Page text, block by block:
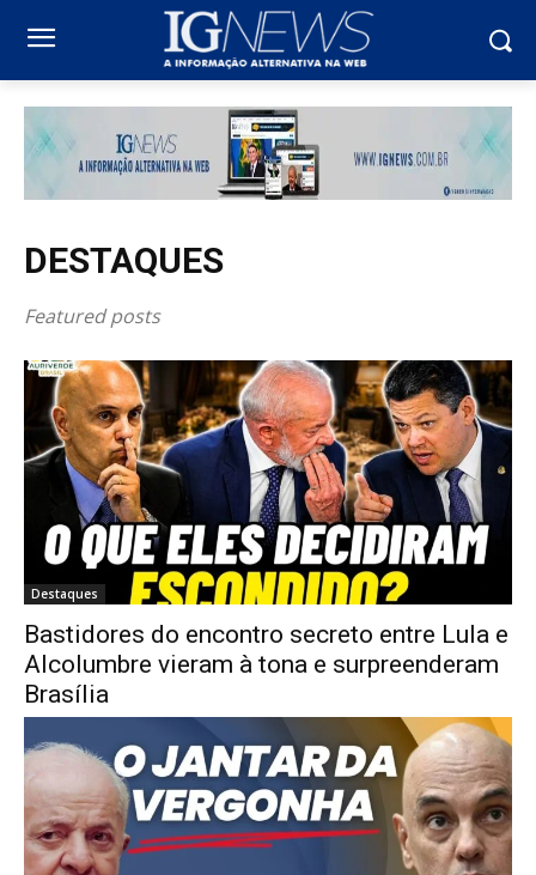
DESTAQUES
Featured posts
Destaques
Bastidores do encontro secreto entre Lula e
Alcolumbre vieram à tona e surpreenderam
Brasília